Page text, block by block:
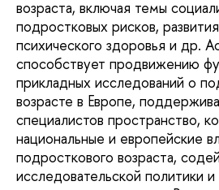
возраста, включая темы
подростковых рисков,
психического здоровья и др.
способствует продвижению
прикладных исследований о
возрасте в Европе,
специалистов пространство,
национальные и европейские
подросткового возраста,
исследовательской политики